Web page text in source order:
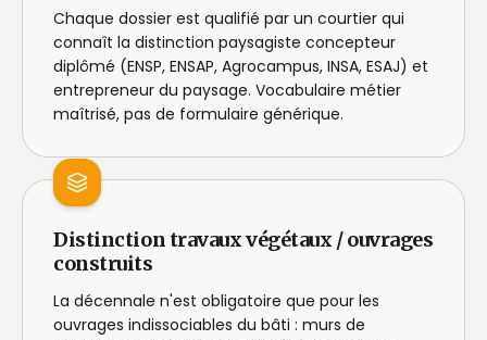
Chaque dossier est qualifié par un courtier qui
connaît la distinction paysagiste concepteur
diplômé (ENSP, ENSAP, Agrocampus, INSA, ESAJ) et
entrepreneur du paysage. Vocabulaire métier
maîtrisé, pas de formulaire générique.
Distinction travaux végétaux / ouvrages
construits
La décennale n'est obligatoire que pour les
ouvrages indissociables du bâti : murs de